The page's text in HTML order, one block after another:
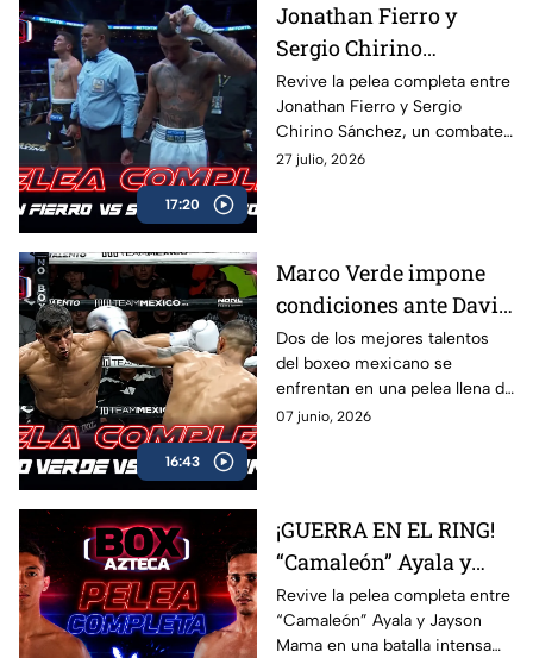
17:20
Jonathan Fierro y
Sergio Chirino
protagonizan una
guerra sobre el ring
Revive la pelea completa entre
Jonathan Fierro y Sergio
Chirino Sánchez, un combate
lleno de intensidad,
27 julio, 2026
16:43
Marco Verde impone
condiciones ante David
Camacho en una
intensa batalla de Box
Azteca
Dos de los mejores talentos
del boxeo mexicano se
enfrentan en una pelea llena de
acción, potencia y grandes
Box Azteca.
07 junio, 2026
¡GUERRA EN EL RING!
“Camaleón” Ayala y
Jayson Mama se
dieron con todo
Revive la pelea completa entre
“Camaleón” Ayala y Jayson
Mama en una batalla intensa